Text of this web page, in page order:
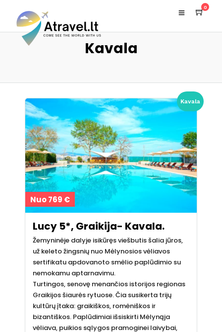
0
Kavala
Kavala
Nuo 769 €
Lucy 5*, Graikija- Kavala.
Žemyninėje dalyje isikūręs viešbutis šalia jūros,
už keleto žingsnių nuo Mėlynosios vėliavos
sertifikatu apdovanoto smėlio paplūdimio su
nemokamu aptarnavimu.
Turtingos, senovę menančios istorijos regionas
Graikijos šiaurės rytuose. Čia susikerta trijų
kultūrų įtaka: graikiškos, romėniškos ir
bizantiškos. Paplūdimiai išsiskirti Mėlynąja
vėliava, puikios sąlygos pramoginei laivybai,